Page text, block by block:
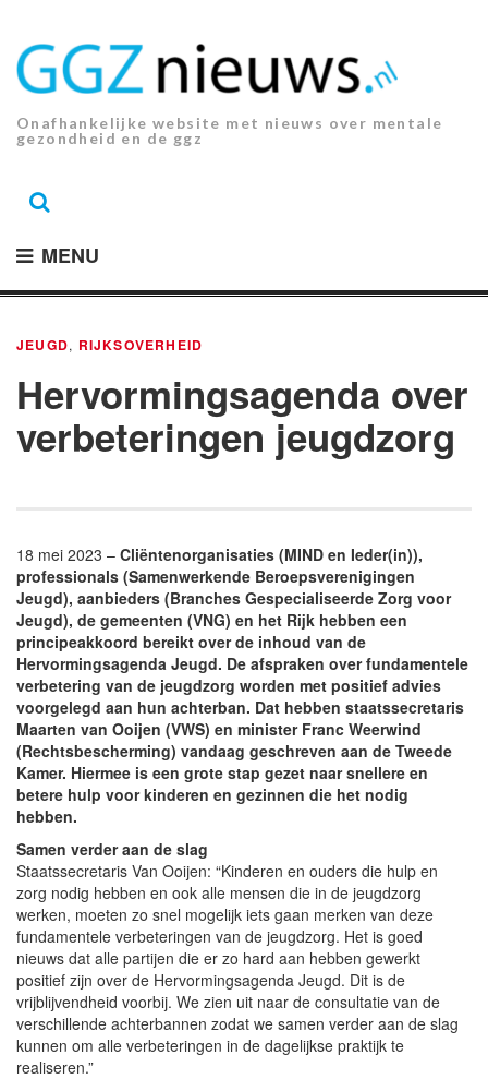
inhoud.
Onafhankelijke website met nieuws over mentale
gezondheid en de ggz
MENU
JEUGD, RIJKSOVERHEID
Hervormingsagenda over
verbeteringen jeugdzorg
18 mei 2023 – Cliëntenorganisaties (MIND en Ieder(in)),
professionals (Samenwerkende Beroepsverenigingen
Jeugd), aanbieders (Branches Gespecialiseerde Zorg voor
Jeugd), de gemeenten (VNG) en het Rijk hebben een
principeakkoord bereikt over de inhoud van de
Hervormingsagenda Jeugd. De afspraken over fundamentele
verbetering van de jeugdzorg worden met positief advies
voorgelegd aan hun achterban. Dat hebben staatssecretaris
Maarten van Ooijen (VWS) en minister Franc Weerwind
(Rechtsbescherming) vandaag geschreven aan de Tweede
Kamer. Hiermee is een grote stap gezet naar snellere en
betere hulp voor kinderen en gezinnen die het nodig
hebben.
Samen verder aan de slag
Staatssecretaris Van Ooijen: “Kinderen en ouders die hulp en
zorg nodig hebben en ook alle mensen die in de jeugdzorg
werken, moeten zo snel mogelijk iets gaan merken van deze
fundamentele verbeteringen van de jeugdzorg. Het is goed
nieuws dat alle partijen die er zo hard aan hebben gewerkt
positief zijn over de Hervormingsagenda Jeugd. Dit is de
vrijblijvendheid voorbij. We zien uit naar de consultatie van de
verschillende achterbannen zodat we samen verder aan de slag
kunnen om alle verbeteringen in de dagelijkse praktijk te
realiseren.”